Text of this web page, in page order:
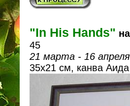
"In His Hands"
45
21 марта - 16
35х21 см, канва